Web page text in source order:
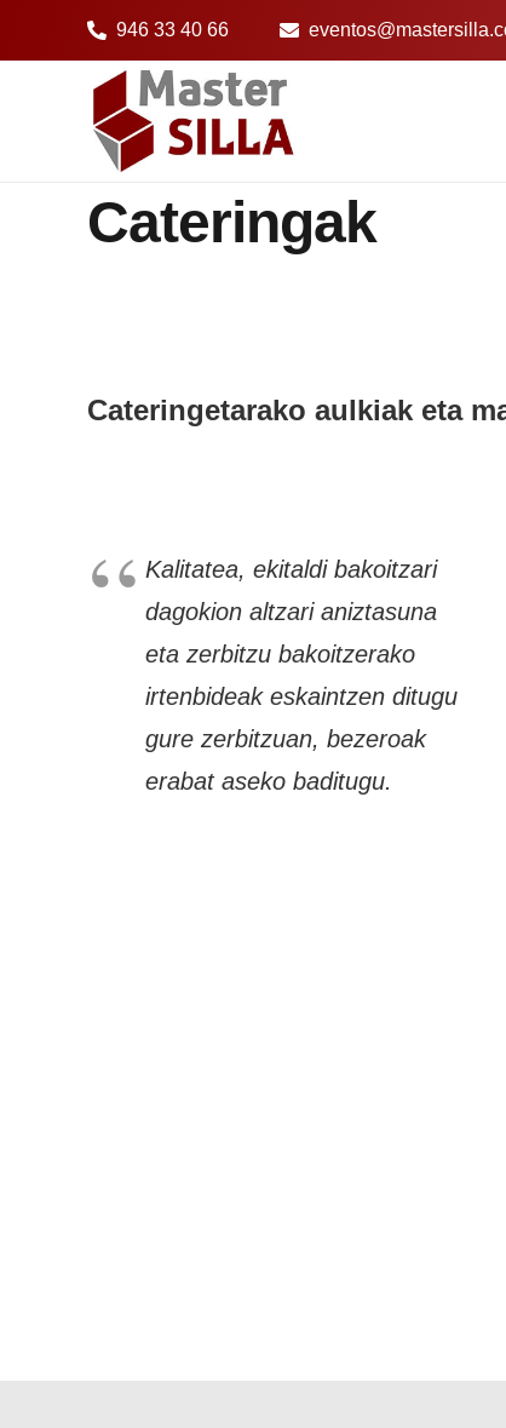
946 33 40 66
Cateringak
Cateringetarako aulkiak eta
Kalitatea, ekitaldi bakoitzari
dagokion altzari aniztasuna
eta zerbitzu bakoitzerako
irtenbideak eskaintzen ditugu
gure zerbitzuan, bezeroak
erabat aseko baditugu.